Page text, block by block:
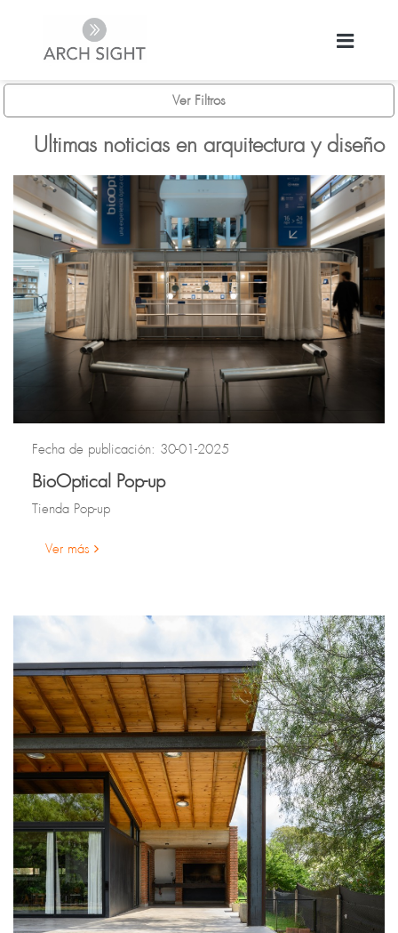
Ver Filtros
Ultimas noticias en arquitectura y diseño
Fecha de publicación: 30-01-2025
BioOptical Pop-up
Tienda Pop-up
Ver más